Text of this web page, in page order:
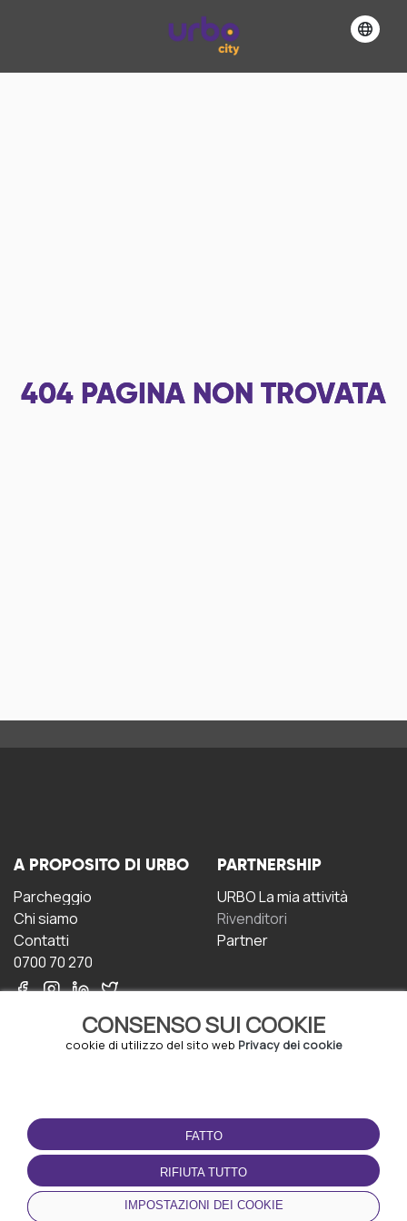
404 PAGINA NON TROVATA
CONSENSO SUI COOKIE
cookie di utilizzo del sito web Privacy dei cookie
FATTO
RIFIUTA TUTTO
IMPOSTAZIONI DEI COOKIE
A PROPOSITO DI URBO
Parcheggio
Chi siamo
Contatti
0700 70 270
PARTNERSHIP
URBO La mia attività
Rivenditori
Partner
CONDIZIONI D'USO
Termini e Condizioni
Politica sulla riservatezza
Gestione dei Cookie
SCARICA L'APP